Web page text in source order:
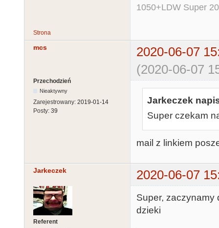
1050+LDW Super
Strona
mcs
2020-06-07
(2020-06-07
Przechodzień
Nieaktywny
Zarejestrowany: 2019-01-14
Posty: 39
Jarkeczek
Super czekam
mail z linkiem
Jarkeczek 2020-06-07
Referent
Super, zaczynamy
dzieki